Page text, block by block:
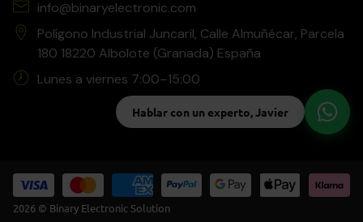
info@binaryelectronic.com
Polígono Industrial Juncaril, Calle Almuñécar, Parcela
180 18220 Albolote (Granada) España
Lunes a viernes 7:00–15:00
Hablar con un experto, Javier
2026 © Binary Electronic Solution